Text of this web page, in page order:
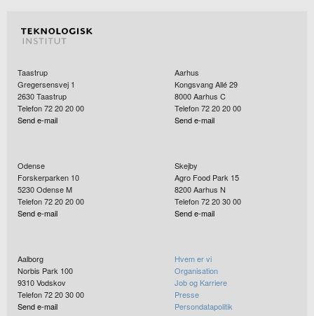
Taastrup
Gregersensvej 1
2630Taastrup
Telefon 72 20 20 00
Send e-mail
Aarhus
Kongsvang Allé 29
8000Aarhus C
Telefon 72 20 20 00
Send e-mail
Odense
Forskerparken 10
5230Odense M
Telefon 72 20 20 00
Send e-mail
Skejby
Agro Food Park 15
8200Aarhus N
Telefon 72 20 30 00
Send e-mail
Aalborg
Norbis Park 100
9310Vodskov
Telefon 72 20 30 00
Send e-mail
Hvem er vi
Organisation
Job og Karriere
Presse
Persondatapolitik